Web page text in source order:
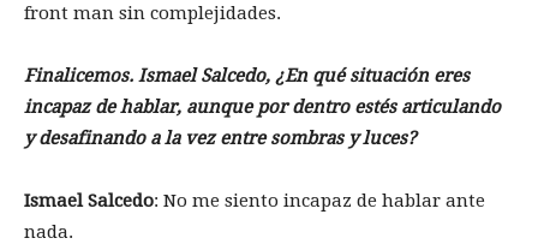
front man sin complejidades.
Finalicemos. Ismael Salcedo, ¿En qué situación eres
incapaz de hablar, aunque por dentro estés articulando
y desafinando a la vez entre sombras y luces?
Ismael Salcedo: No me siento incapaz de hablar ante
nada.